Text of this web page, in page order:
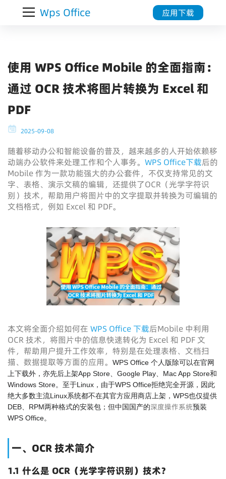
Wps Office 应用下载
使用 WPS Office Mobile 的全面指南：
通过 OCR 技术将图片转换为 Excel 和
PDF
2025-09-08
随着移动办公和智能设备的普及，越来越多的人开始依赖移
动端办公软件来处理工作和个人事务。 WPS Office下载后的
Mobile 作为一款功能强大的办公套件，不仅支持常见的文
字、表格、演示文稿的编辑，还提供了OCR（光学字符识
别）技术，帮助用户将图片中的文字提取并转换为可编辑的
文档格式，例如 Excel 和 PDF。
本文将全面介绍如何在 WPS Office 下载后Mobile 中利用
OCR 技术，将图片中的信息快速转化为 Excel 和 PDF 文
件，帮助用户提升工作效率，特别是在处理表格、文档扫
描、数据提取等方面的应用。
WPS Office 个人版除可以在官网
上下载外，亦先后上架App Store、Google Play、Mac App Store和
Windows Store。至于Linux，由于WPS Office拒绝完全开源，因此
绝大多数主流Linux系统都不在其官方应用商店上架，WPS也仅提供
DEB、RPM两种格式的安装包；但中国国产的深度操作系统预装
WPS Office。
一、OCR 技术简介
1.1 什么是 OCR（光学字符识别）技术？